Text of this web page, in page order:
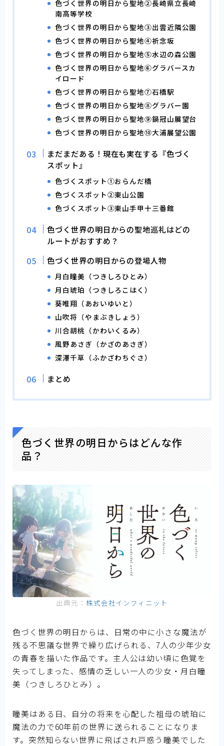
色づく世界の明日から聖地②長崎県立長崎
南高等学校
色づく世界の明日から聖地③出雲近隣公園
色づく世界の明日から聖地④祈念坂
色づく世界の明日から聖地⑤水辺の森公園
色づく世界の明日から聖地⑥グラバースカ
イロード
色づく世界の明日から聖地⑦石橋駅
色づく世界の明日から聖地⑧グラバー園
色づく世界の明日から聖地⑨鍋冠山展望台
色づく世界の明日から聖地⑩大浦展望公園
まだまだある！現在も実在する『色づく
スポット』
色づくスポット①おらんだ橋
色づくスポット②東山公園
色づくスポット③東山手甲十三番館
色づく世界の明日からの聖地巡礼はどの
ルートがおすすめ？
色づく世界の明日からの登場人物
月白瞳美（つきしろひとみ）
月白琥珀（つきしろこはく）
葵唯翔（あおいゆいと）
山吹将（やまぶきしょう）
川合胡桃（かわいくるみ）
風野あさぎ（かざのあさぎ）
深澤千草（ふかざわちぐさ）
まとめ
色づく世界の明日からはどんな作
品？
出典元： 株式会社インフィニット
色づく世界の明日からは、日常の中に小さな魔法が
残る不思議な世界で繰り広げられる、7人の少年少女
の青春を描いた作品です。主人公は幼い頃に色覚を
失ってしまった、感情の乏しい一人の少女・月白瞳
美（つきしろひとみ）。
瞳美はある日、自分の将来を心配した祖母の琥珀に
魔法の力で60年前の世界に送られることになりま
す。突然知らない世界に飛ばされ戸惑う瞳美でした